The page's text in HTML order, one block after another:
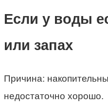
Если у воды
или запах
Причина:
недостаточно хорошо.